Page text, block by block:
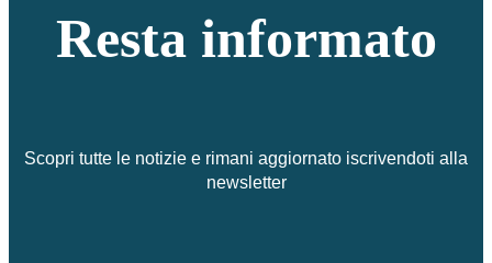
Resta informato
Scopri tutte le notizie e rimani aggiornato iscrivendoti alla
newsletter